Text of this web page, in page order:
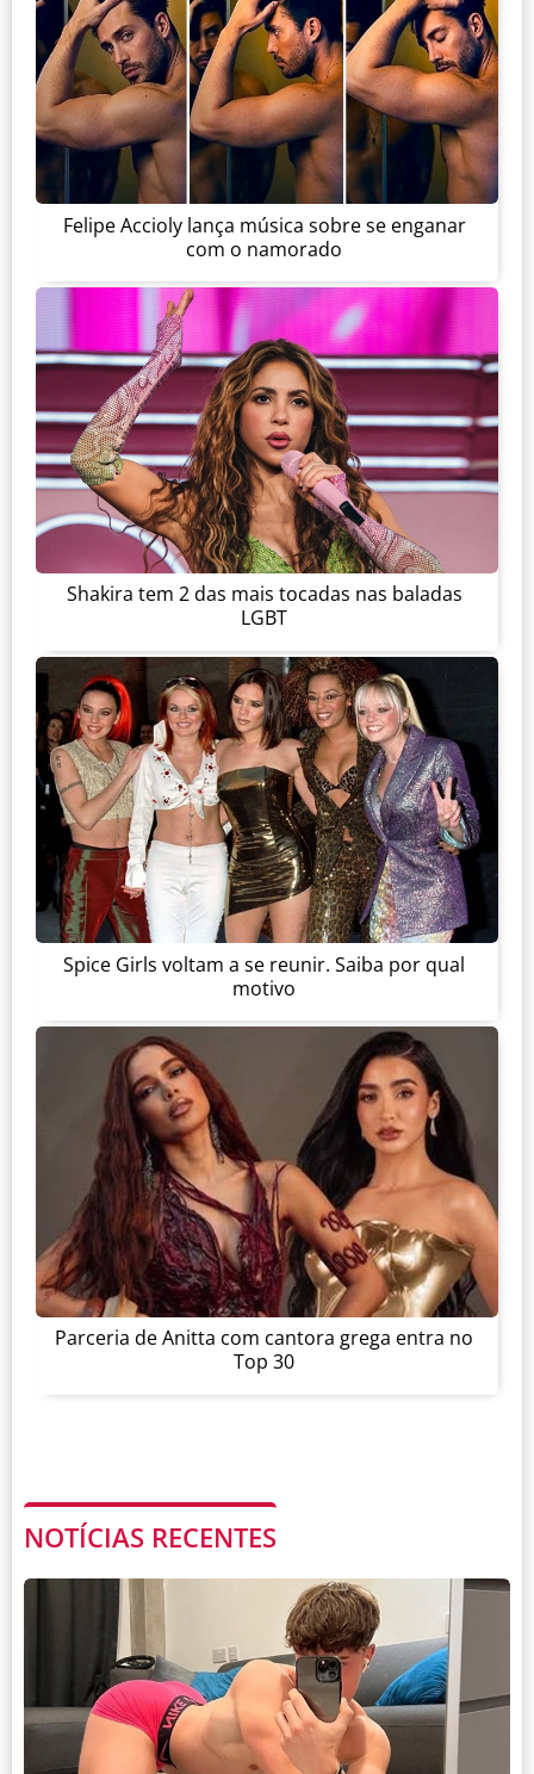
Felipe Accioly lança música sobre se enganar
com o namorado
Shakira tem 2 das mais tocadas nas baladas
LGBT
Spice Girls voltam a se reunir. Saiba por qual
motivo
Parceria de Anitta com cantora grega entra no
Top 30
NOTÍCIAS RECENTES